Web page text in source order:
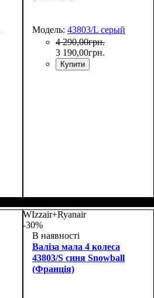
Модель: 43803/L серый
4 290,00грн.
3 190,00грн.
Купити
77х54х31
WIzzair+Ryanair
-30%
В наявності
Валіза мала 4 колеса
43803/S синя Snowball
(Франція)